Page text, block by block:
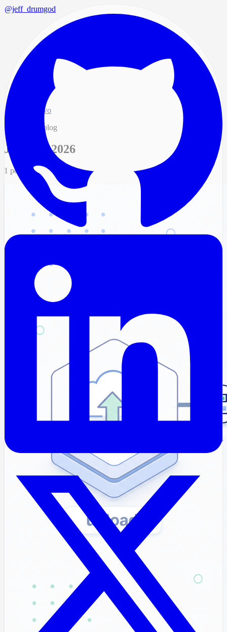
@jeff_drumgod
Arquivo
Arquivo do blog
Julho de 2026
1 post